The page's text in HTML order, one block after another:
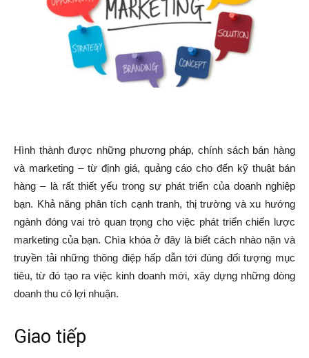
Hình thành được những phương pháp, chính sách bán hàng
và marketing – từ định giá, quảng cáo cho đến kỹ thuật bán
hàng – là rất thiết yếu trong sự phát triển của doanh nghiệp
bạn. Khả năng phân tích cạnh tranh, thị trường và xu hướng
ngành đóng vai trò quan trọng cho việc phát triển chiến lược
marketing của bạn. Chìa khóa ở đây là biết cách nhào nặn và
truyền tải những thông điệp hấp dẫn tới đúng đối tượng mục
tiêu, từ đó tạo ra việc kinh doanh mới, xây dựng những dòng
doanh thu có lợi nhuận.
Giao tiếp